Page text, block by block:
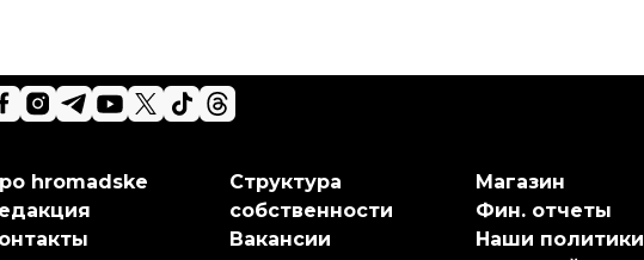
hromadske
Структура
собственности
Вакансии
Магазин
Фин. отчеты
Наши политики